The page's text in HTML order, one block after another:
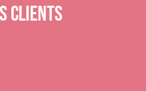
CLIENTS